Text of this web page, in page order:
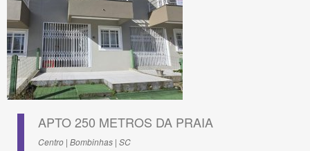
APTO 250 METROS DA PRAIA
Centro | Bombinhas | SC